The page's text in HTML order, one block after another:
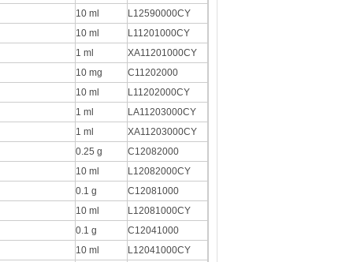
10 ml
L12590000CY
10 ml
L11201000CY
1 ml
XA11201000CY
10 mg
C11202000
10 ml
L11202000CY
1 ml
LA11203000CY
1 ml
XA11203000CY
0.25 g
C12082000
10 ml
L12082000CY
0.1 g
C12081000
10 ml
L12081000CY
0.1 g
C12041000
10 ml
L12041000CY